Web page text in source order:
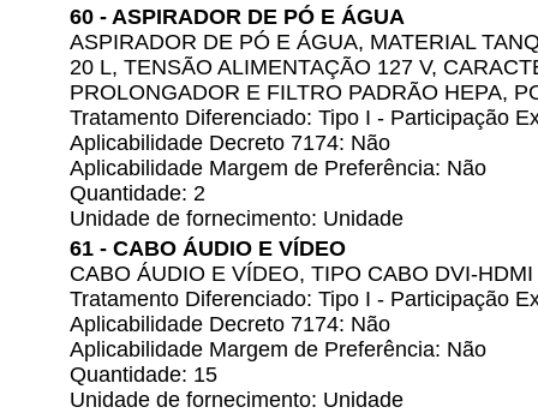
60 - ASPIRADOR DE PÓ E ÁGUA
ASPIRADOR DE PÓ E ÁGUA, MATERIAL
20 L, TENSÃO ALIMENTAÇÃO 127 V,
PROLONGADOR E FILTRO PADRÃO HEPA,
Tratamento Diferenciado: Tipo I - Participação
Aplicabilidade Decreto 7174: Não
Aplicabilidade Margem de Preferência: Não
Quantidade: 2
Unidade de fornecimento: Unidade
61 - CABO ÁUDIO E VÍDEO
CABO ÁUDIO E VÍDEO, TIPO CABO DVI-HDMI
Tratamento Diferenciado: Tipo I - Participação
Aplicabilidade Decreto 7174: Não
Aplicabilidade Margem de Preferência: Não
Quantidade: 15
Unidade de fornecimento: Unidade